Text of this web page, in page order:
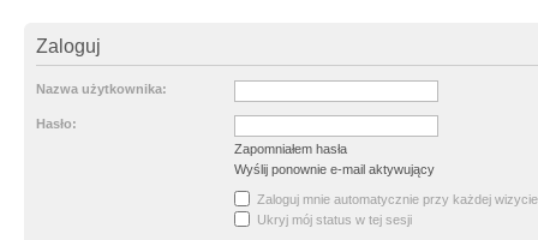
Zaloguj
Nazwa użytkownika:
Hasło:
Zapomniałem hasła
Wyślij ponownie e-mail aktywujący
Zaloguj mnie automatycznie przy każdej wizycie
Ukryj mój status w tej sesji